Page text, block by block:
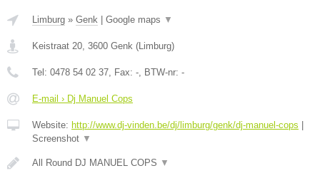
Limburg » Genk Google maps ▼
Keistraat 20, 3600 Genk (Limburg)
Tel: 0478 54 02 37, Fax: -, BTW-nr: -
E-mail › Dj Manuel Cops
Website: http://www.dj-vinden.be/dj/limburg/genk/dj-manuel-cops
Screenshot ▼
All Round DJ MANUEL COPS ▼